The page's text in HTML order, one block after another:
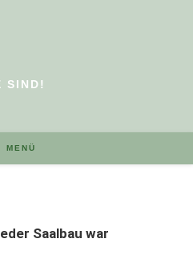
SIND!
MENÜ
Saalbau war